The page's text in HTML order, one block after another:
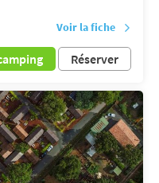
Voir la fiche
Réserver